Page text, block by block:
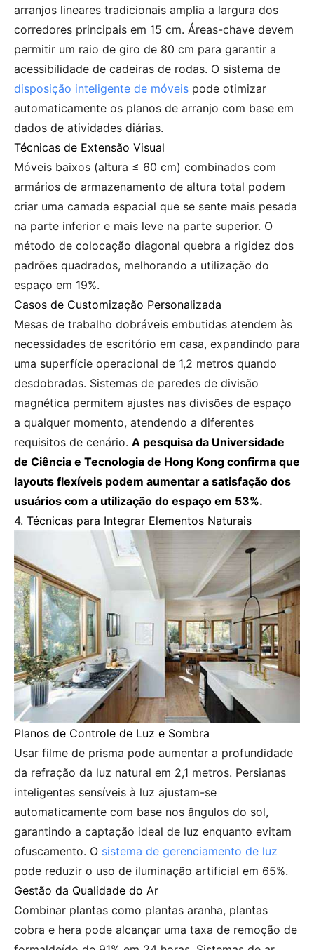
arranjos lineares tradicionais amplia a largura dos
corredores principais em 15 cm. Áreas-chave devem
permitir um raio de giro de 80 cm para garantir a
acessibilidade de cadeiras de rodas. O sistema de
disposição inteligente de móveis pode otimizar
automaticamente os planos de arranjo com base em
dados de atividades diárias.
Técnicas de Extensão Visual
Móveis baixos (altura ≤ 60 cm) combinados com
armários de armazenamento de altura total podem
criar uma camada espacial que se sente mais pesada
na parte inferior e mais leve na parte superior. O
método de colocação diagonal quebra a rigidez dos
padrões quadrados, melhorando a utilização do
espaço em 19%.
Casos de Customização Personalizada
Mesas de trabalho dobráveis embutidas atendem às
necessidades de escritório em casa, expandindo para
uma superfície operacional de 1,2 metros quando
desdobradas. Sistemas de paredes de divisão
magnética permitem ajustes nas divisões de espaço
a qualquer momento, atendendo a diferentes
requisitos de cenário. A pesquisa da Universidade
de Ciência e Tecnologia de Hong Kong confirma que
layouts flexíveis podem aumentar a satisfação dos
usuários com a utilização do espaço em 53%.
4. Técnicas para Integrar Elementos Naturais
Planos de Controle de Luz e Sombra
Usar filme de prisma pode aumentar a profundidade
da refração da luz natural em 2,1 metros. Persianas
inteligentes sensíveis à luz ajustam-se
automaticamente com base nos ângulos do sol,
garantindo a captação ideal de luz enquanto evitam
ofuscamento. O sistema de gerenciamento de luz
pode reduzir o uso de iluminação artificial em 65%.
Gestão da Qualidade do Ar
Combinar plantas como plantas aranha, plantas
cobra e hera pode alcançar uma taxa de remoção de